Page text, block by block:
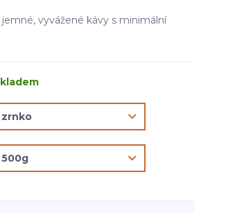
vyvážené kávy s minimální